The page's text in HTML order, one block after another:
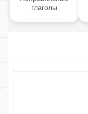
глаголы